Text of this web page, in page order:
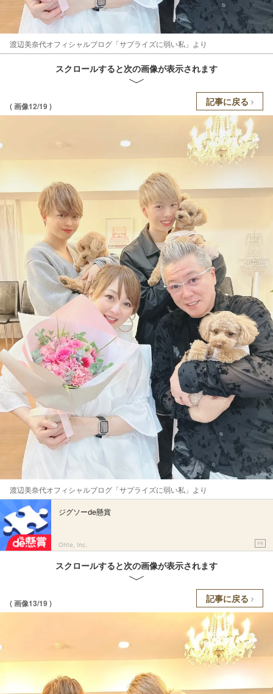
渡辺美奈代オフィシャルブログ「サプライズに弱い私」より
スクロールすると次の画像が表示されます
( 画像12/19 ) 記事に戻る
渡辺美奈代オフィシャルブログ「サプライズに弱い私」より
ジグソーde懸賞
Ohte, Inc. PR
スクロールすると次の画像が表示されます
( 画像13/19 ) 記事に戻る